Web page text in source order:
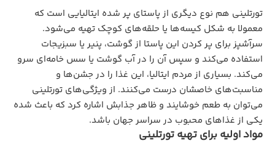
تورتلینی هم نوع دیگری از پاستای پر شده ایتالیایی است که
معمولا به شکل کیسه‌ها یا حلقه‌های کوچک تهیه می‌شود.
سرآشپز برای پر کردن این پاستا از گوشت، پنیر یا سبزیجات
استفاده می‌کند و سپس آن را در آب گوشت یا سس خامه‌ای سرو
می‌کند. بسیاری از مردم ایتالیا، این غذا را در جشن‌ها و
مناسبت‌های خاصشان درست می‌کنند. از ویژگی‌های تورتلینی
می‌توان به طعم خوشایند و ظاهر جذابش اشاره کرد که باعث شده
یکی از غذاهای محبوب در سراسر جهان باشد.
مواد اولیه برای تهیه تورتلینی